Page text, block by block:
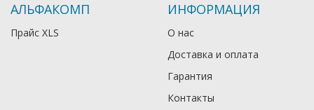
АЛЬФАКОМП
Прайс XLS
ИНФОРМАЦИЯ
О нас
Доставка и оплата
Гарантия
Контакты